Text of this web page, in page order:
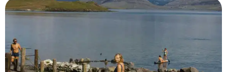
переплетающееся с развлекательным, заставляющее
сердце биться от волнения, как при извержении
расплавленная лава вливается в зал, кипит при
температуре 1100°C и обрушивается на ледяной
ландшафт. Это огненный танец природы, столкновение